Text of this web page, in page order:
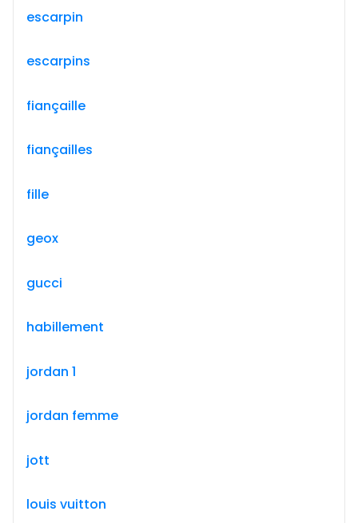
escarpin
escarpins
fiançaille
fiançailles
fille
geox
gucci
habillement
jordan 1
jordan femme
jott
louis vuitton